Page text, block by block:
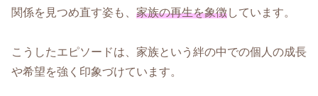
関係を見つめ直す姿も、 家族の再生を象徴しています。
こうしたエピソードは、家族という絆の中での個人の成長
や希望を強く印象づけています。